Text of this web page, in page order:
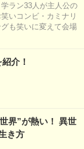
ラン33人が主人公の
いコンビ・カミナリ
も笑いに変えて会場
介！
界”が熱い！ 異世
き方